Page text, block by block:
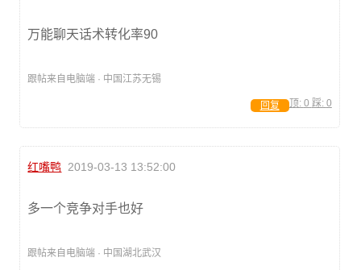
万能聊天话术转化率90
跟帖来自电脑端 · 中国江苏无锡
顶: 0 踩: 0
回复
红嘴鸭 2019-03-13 13:52:00
多一个竞争对手也好
跟帖来自电脑端 · 中国湖北武汉